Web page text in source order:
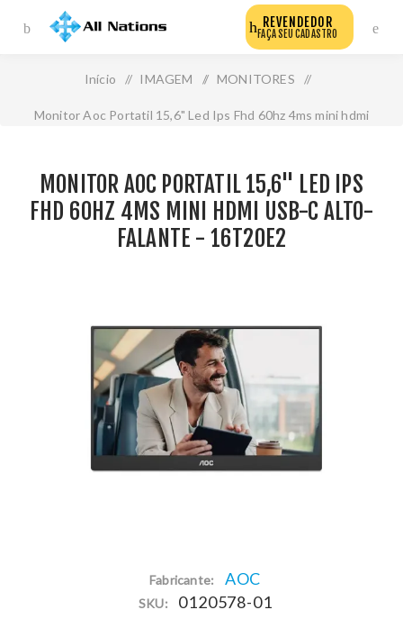
REVENDEDOR
FAÇA SEU CADASTRO
Início / IMAGEM / MONITORES /
Monitor Aoc Portatil 15,6" Led Ips Fhd 60hz 4ms mini hdmi
MONITOR AOC PORTATIL 15,6" LED IPS
FHD 60HZ 4MS MINI HDMI USB-C ALTO-
FALANTE - 16T20E2
Fabricante: AOC
SKU: 0120578-01